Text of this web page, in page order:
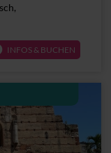
INFOS & BUCHEN